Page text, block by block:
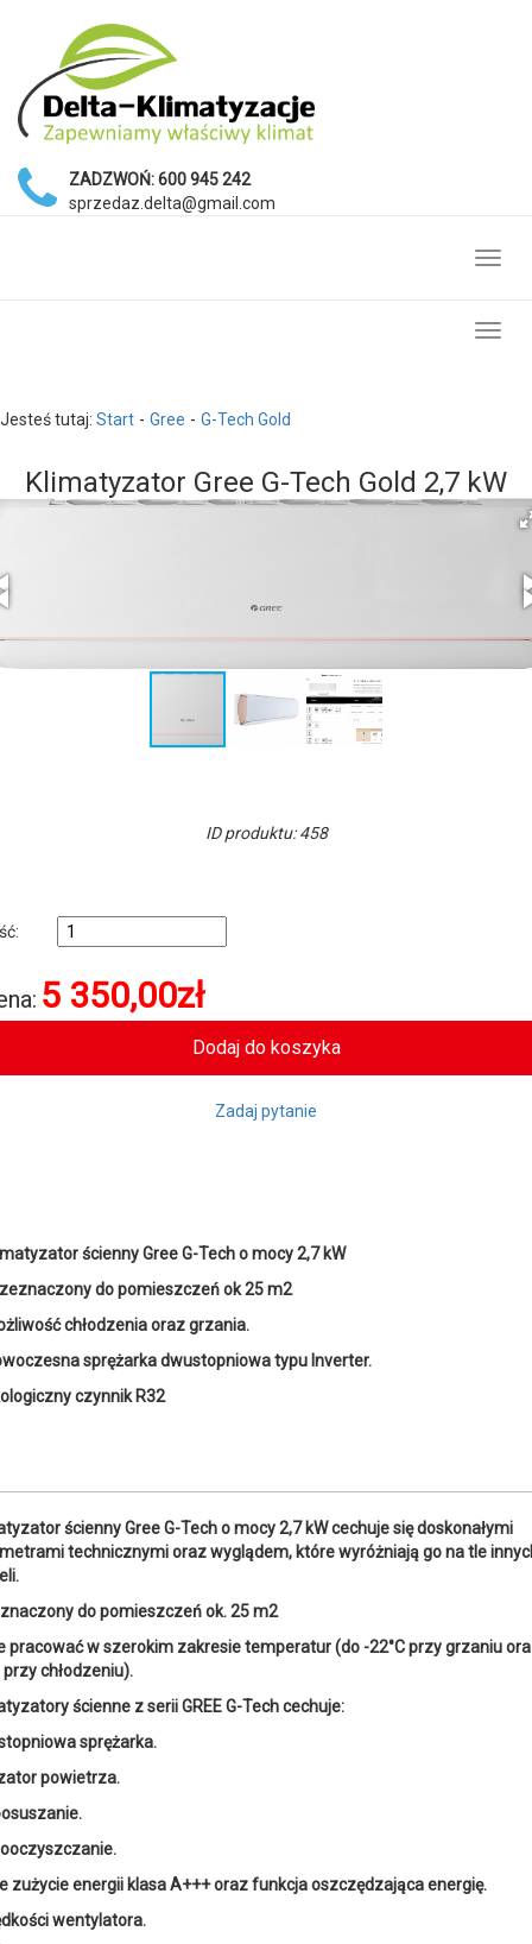
ZADZWOŃ:600 945 242
sprzedaz.delta@gmail.com
Jesteś tutaj: Start Gree G-Tech Gold
Klimatyzator Gree G-Tech Gold 2,7 kW
ID produktu: 458
5 350,00zł
Zadaj pytanie
ścienny Gree G-Tech o mocy 2,7 kW
do pomieszczeń ok 25 m2
chłodzenia oraz grzania.
sprężarka dwustopniowa typu Inverter.
czynnik R32
ścienny Gree G-Tech o mocy 2,7 kW cechuje się doskonałymi
technicznymi oraz wyglądem, które wyróżniają go na tle
do pomieszczeń ok. 25 m2
pracować w szerokim zakresie temperatur (do -22°C przy grzaniu
przy chłodzeniu).
ścienne z serii GREE G-Tech cechuje:
sprężarka.
powietrza.
zużycie energii klasa A+++ oraz funkcja oszczędzająca energię.
wentylatora.